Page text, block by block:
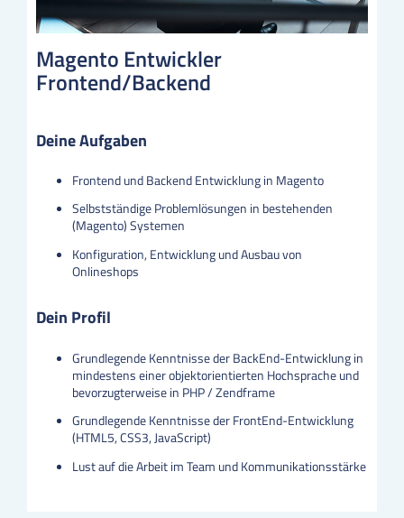
Magento Entwickler
Frontend/Backend
Deine Aufgaben
Frontend und Backend Entwicklung in Magento
Selbstständige Problemlösungen in bestehenden
(Magento) Systemen
Konfiguration, Entwicklung und Ausbau von
Onlineshops
Dein Profil
Grundlegende Kenntnisse der BackEnd-Entwicklung in
mindestens einer objektorientierten Hochsprache und
bevorzugterweise in PHP / Zendframe
Grundlegende Kenntnisse der FrontEnd-Entwicklung
(HTML5, CSS3, JavaScript)
Lust auf die Arbeit im Team und Kommunikationsstärke